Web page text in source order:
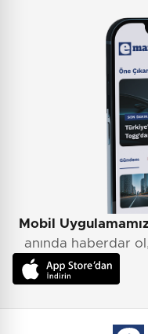
Mobil
anında haberdar